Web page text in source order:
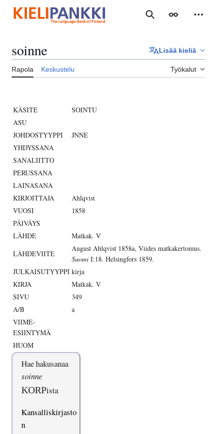
sisältöön
Haku Ulkoasu
soinne Lisää kieliä
Rapola Keskustelu Työkalut
KÄSITE
SOINTU
ASU
JOHDOSTYYPPI
JNNE
YHDYSSANA
SANALIITTO
PERUSSANA
LAINASANA
KIRJOITTAJA
Ahlqvist
VUOSI
1858
PÄIVÄYS
LÄHDE
Matkak. V
LÄHDEVIITE
August Ahlqvist 1858a, Viides matkakertomus.
Suomi I:18. Helsingfors 1859.
JULKAISUTYYPPI kirja
KIRJA
Matkak. V
SIVU
349
A/B
a
VIIME-
ESIINTYMÄ
HUOM
Hae hakusanaa
soinne
KORPista
Kansalliskirjasto
n